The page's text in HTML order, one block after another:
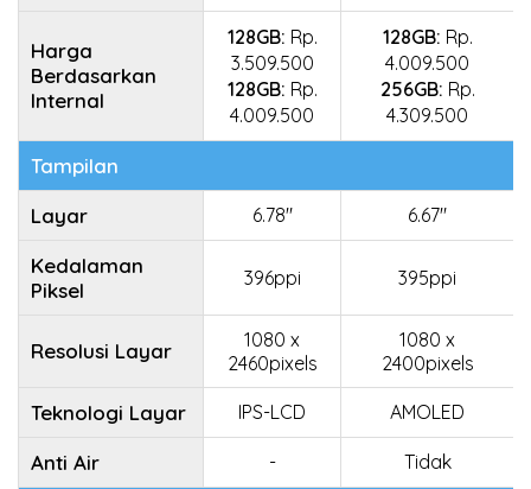
Harga
Berdasarkan
Internal
128GB: Rp.
3.509.500
128GB: Rp.
4.009.500
128GB: Rp.
4.009.500
256GB: Rp.
4.309.500
Tampilan
Layar
6.78" 6.67"
Kedalaman
Piksel
396ppi 395ppi
Resolusi Layar
1080 x
2460pixels
1080 x
2400pixels
Teknologi Layar IPS-LCD AMOLED
Anti Air - Tidak